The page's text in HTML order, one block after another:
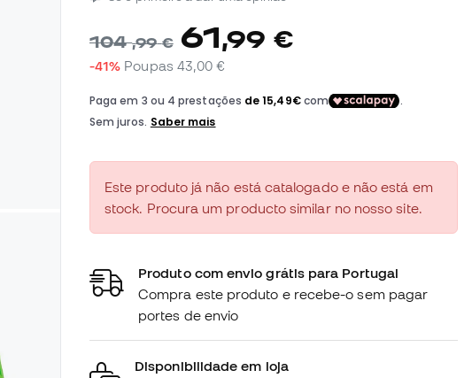
104,99 € 61,99 €
-41% Poupas 43,00 €
Este produto já não está catalogado e não está em
stock. Procura um producto similar no nosso site.
Produto com envio grátis para Portugal
Compra este produto e recebe-o sem pagar
portes de envio
Disponibilidade em loja